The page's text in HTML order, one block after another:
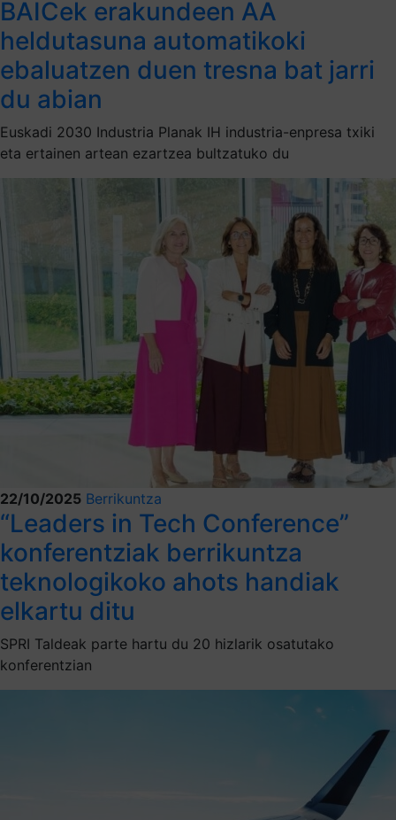
BAICek erakundeen AA
heldutasuna automatikoki
ebaluatzen duen tresna bat jarri
du abian
Euskadi 2030 Industria Planak IH industria-enpresa txiki
eta ertainen artean ezartzea bultzatuko du
22/10/2025 Berrikuntza
“Leaders in Tech Conference”
konferentziak berrikuntza
teknologikoko ahots handiak
elkartu ditu
SPRI Taldeak parte hartu du 20 hizlarik osatutako
konferentzian